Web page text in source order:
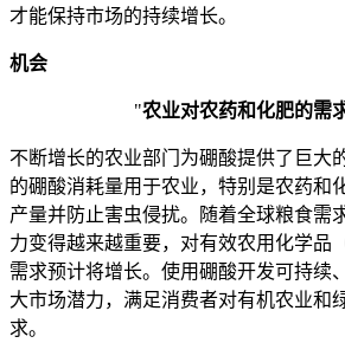
才能保持市场的持续增长。
机会
"农业对农药和化肥的需
不断增长的农业部门为硼酸提供了巨大
的硼酸消耗量用于农业，特别是农药和
产量并防止害虫侵扰。随着全球粮食需
力变得越来越重要，对有效农用化学品
需求预计将增长。使用硼酸开发可持续
大市场潜力，满足消费者对有机农业和
求。